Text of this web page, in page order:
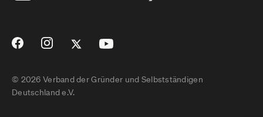
© 2026 Verband der Gründer und Selbstständigen
Deutschland e.V.